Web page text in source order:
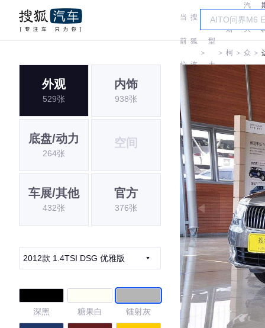
当
前
位
置:
搜
狐
汽
＞
车
型
大
＞
斯
柯 ＞
汽
大
众
斯
柯
达
＞
外观
529张
内饰
938张
底盘/动力
264张
空间
车展/其他
432张
官方
376张
2012款 1.4TSI DSG 优雅版
深黑 糖果白 镭射灰